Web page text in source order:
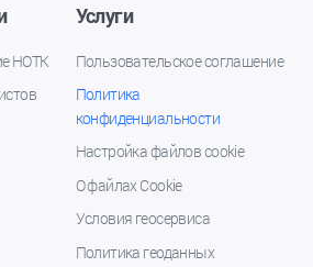
НОТК
Услуги
Пользовательское соглашение
Политика
конфиденциальности
Настройка файлов cookie
О файлах Cookie
Условия геосервиса
Политика геоданных